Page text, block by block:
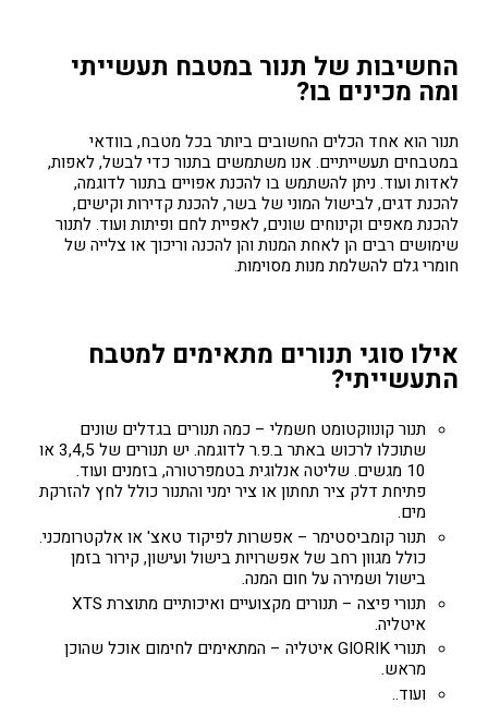
החשיבות של תנור במטבח תעשייתי
ומה מכינים בו?
תנור הוא אחד הכלים החשובים ביותר בכל מטבח, בוודאי
במטבחים תעשייתיים. אנו משתמשים בתנור כדי לבשל, לאפות,
לאדות ועוד. ניתן להשתמש בו להכנת אפויים בתנור לדוגמה,
להכנת דגים, לבישול המוני של בשר, להכנת קדירות וקישים,
להכנת מאפים וקינוחים שונים, לאפיית לחם ופיתות ועוד. לתנור
שימושים רבים הן לאחת המנות והן להכנה וריכוך או צלייה של
חומרי גלם להשלמת מנות מסוימות.
אילו סוגי תנורים מתאימים למטבח
התעשייתי?
תנור קונווקטומט חשמלי – כמה תנורים בגדלים שונים
שתוכלו לרכוש באתר ב.פ.ר לדוגמה. יש תנורים של 3,4,5 או
10 מגשים. שליטה אנלוגית בטמפרטורה, בזמנים ועוד.
פתיחת דלק ציר תחתון או ציר ימני והתנור כולל לחץ להזרקת
מים.
תנור קומביסטימר – אפשרות לפיקוד טאצ' או אלקטרומכני.
כולל מגוון רחב של אפשרויות בישול ועישון, קירור בזמן
בישול ושמירה על חום המנה.
תנורי פיצה – תנורים מקצועיים ואיכותיים מתוצרת XTS
איטליה.
תנוריGIORIKאיטליה – המתאימים לחימום אוכל שהוכן
מראש.
ועוד..